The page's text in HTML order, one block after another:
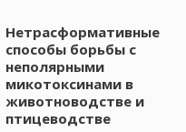
Нетрасформативные
способы борьбы с
неполярными
микотоксинами в
животноводстве и
птицеводстве